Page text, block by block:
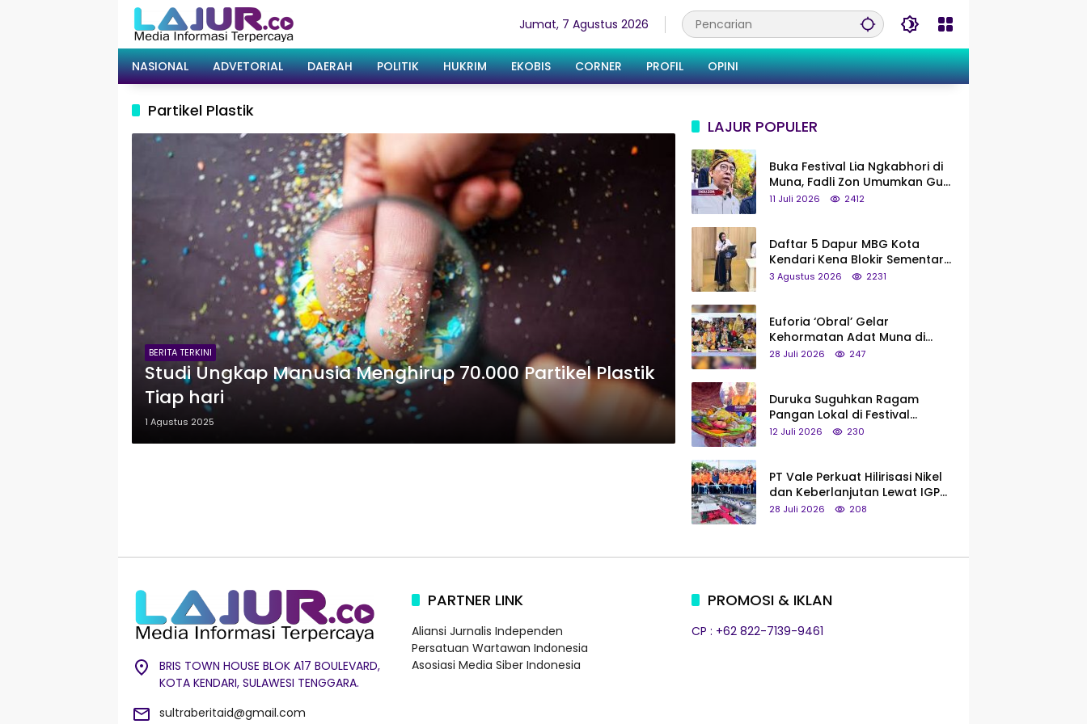
Jumat, 7 Agustus 2026
NASIONAL ADVETORIAL DAERAH POLITIK HUKRIM EKOBIS CORNER PROFIL OPINI
Partikel Plastik
BERITA TERKINI
Studi Ungkap Manusia Menghirup 70.000 Partikel Plastik
Tiap hari
1 Agustus 2025
LAJUR POPULER
Buka Festival Lia Ngkabhori di
Muna, Fadli Zon Umumkan Gua
Metanduno Segera Naik Status
11 Juli 2026 2412
Daftar 5 Dapur MBG Kota
Kendari Kena Blokir Sementara
dari Pusat
3 Agustus 2026 2231
Euforia ‘Obral’ Gelar
Kehormatan Adat Muna di
Silaturahmi KKMM, Ridwan Bae:
28 Juli 2026 247
Duruka Suguhkan Ragam
Pangan Lokal di Festival
Liangkobhori, Dari Umbi Rebus
12 Juli 2026 230
PT Vale Perkuat Hilirisasi Nikel
dan Keberlanjutan Lewat IGP
Morowali
28 Juli 2026 208
BRIS TOWN HOUSE BLOK A17 BOULEVARD,
KOTA KENDARI, SULAWESI TENGGARA.
sultraberitaid@gmail.com
PARTNER LINK
Aliansi Jurnalis Independen
Persatuan Wartawan Indonesia
Asosiasi Media Siber Indonesia
PROMOSI & IKLAN
CP : +62 822-7139-9461